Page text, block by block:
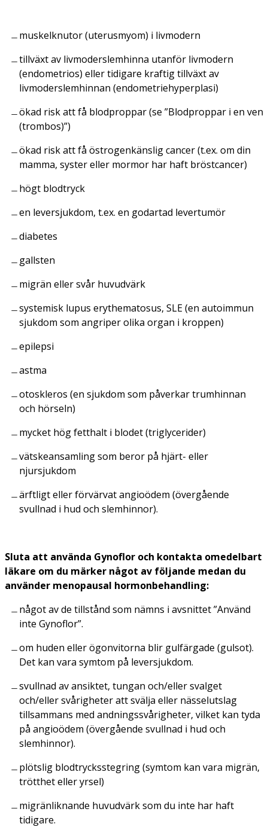
muskelknutor (uterusmyom) i livmodern
tillväxt av livmoderslemhinna utanför livmodern
(endometrios) eller tidigare kraftig tillväxt av
livmoderslemhinnan (endometriehyperplasi)
ökad risk att få blodproppar (se ”Blodproppar i en ven
(trombos)”)
ökad risk att få östrogenkänslig cancer (t.ex. om din
mamma, syster eller mormor har haft bröstcancer)
högt blodtryck
en leversjukdom, t.ex. en godartad levertumör
diabetes
gallsten
migrän eller svår huvudvärk
systemisk lupus erythematosus, SLE (en autoimmun
sjukdom som angriper olika organ i kroppen)
epilepsi
astma
otoskleros (en sjukdom som påverkar trumhinnan
och hörseln)
mycket hög fetthalt i blodet (triglycerider)
vätskeansamling som beror på hjärt- eller
njursjukdom
ärftligt eller förvärvat angioödem (övergående
svullnad i hud och slemhinnor).
Sluta att använda Gynoflor och kontakta omedelbart
läkare om du märker något av följande medan du
använder menopausal hormonbehandling:
något av de tillstånd som nämns i avsnittet ”Använd
inte Gynoflor”.
om huden eller ögonvitorna blir gulfärgade (gulsot).
Det kan vara symtom på leversjukdom.
svullnad av ansiktet, tungan och/eller svalget
och/eller svårigheter att svälja eller nässelutslag
tillsammans med andningssvårigheter, vilket kan tyda
på angioödem (övergående svullnad i hud och
slemhinnor).
plötslig blodtrycksstegring (symtom kan vara migrän,
trötthet eller yrsel)
migränliknande huvudvärk som du inte har haft
tidigare.